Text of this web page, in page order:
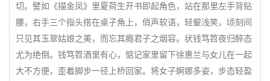
切。譬如《描金凤》里夏荷生开书即起角色，站在那里左手背贴
腰，右手三个指头搭在桌子角上，俏声软语，轻颦浅笑，顷刻间
只见其玉翠姑娘之美，而忘其瘾君子之烟容。状钱笃笤夜归醉态
尤为绝倒。钱笃笤酒里有心，惦记家里留下徐惠兰与女儿在一起
大不方便，歪着脚步一径上桥回家。将女子婀娜多姿，步态轻盈